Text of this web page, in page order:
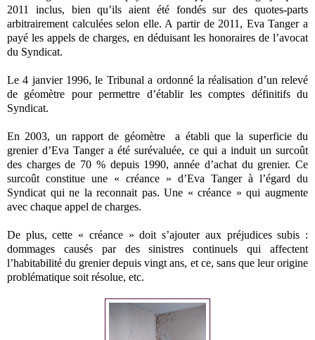
2011 inclus, bien qu’ils aient été fondés sur des quotes-parts
arbitrairement calculées selon elle. A partir de 2011, Eva Tanger a
payé les appels de charges, en déduisant les honoraires de l’avocat
du Syndicat.
Le 4 janvier 1996, le Tribunal a ordonné la réalisation d’un relevé
de géomètre pour permettre d’établir les comptes définitifs du
Syndicat.
En 2003, un rapport de géomètre a établi que la superficie du
grenier d’Eva Tanger a été surévaluée, ce qui a induit un surcoût
des charges de 70 % depuis 1990, année d’achat du grenier. Ce
surcoût constitue une « créance » d’Eva Tanger à l’égard du
Syndicat qui ne la reconnait pas. Une « créance » qui augmente
avec chaque appel de charges.
De plus, cette « créance » doit s’ajouter aux préjudices subis :
dommages causés par des sinistres continuels qui affectent
l’habitabilité du grenier depuis vingt ans, et ce, sans que leur origine
problématique soit résolue, etc.